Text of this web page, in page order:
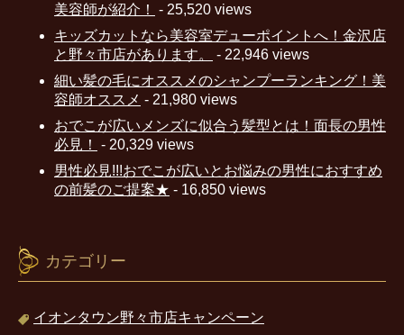
美容師が紹介！
- 25,520 views
キッズカットなら美容室デューポイントへ！金沢店
と野々市店があります。
- 22,946 views
細い髪の毛にオススメのシャンプーランキング！美
容師オススメ - 21,980 views
おでこが広いメンズに似合う髪型とは！面長の男性
必見！
- 20,329 views
男性必見!!!おでこが広いとお悩みの男性におすすめ
の前髪のご提案★ - 16,850 views
カテゴリー
イオンタウン野々市店キャンペーン